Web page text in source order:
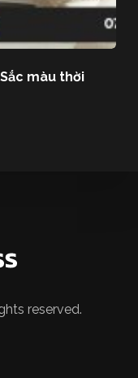
màu thời
reserved.